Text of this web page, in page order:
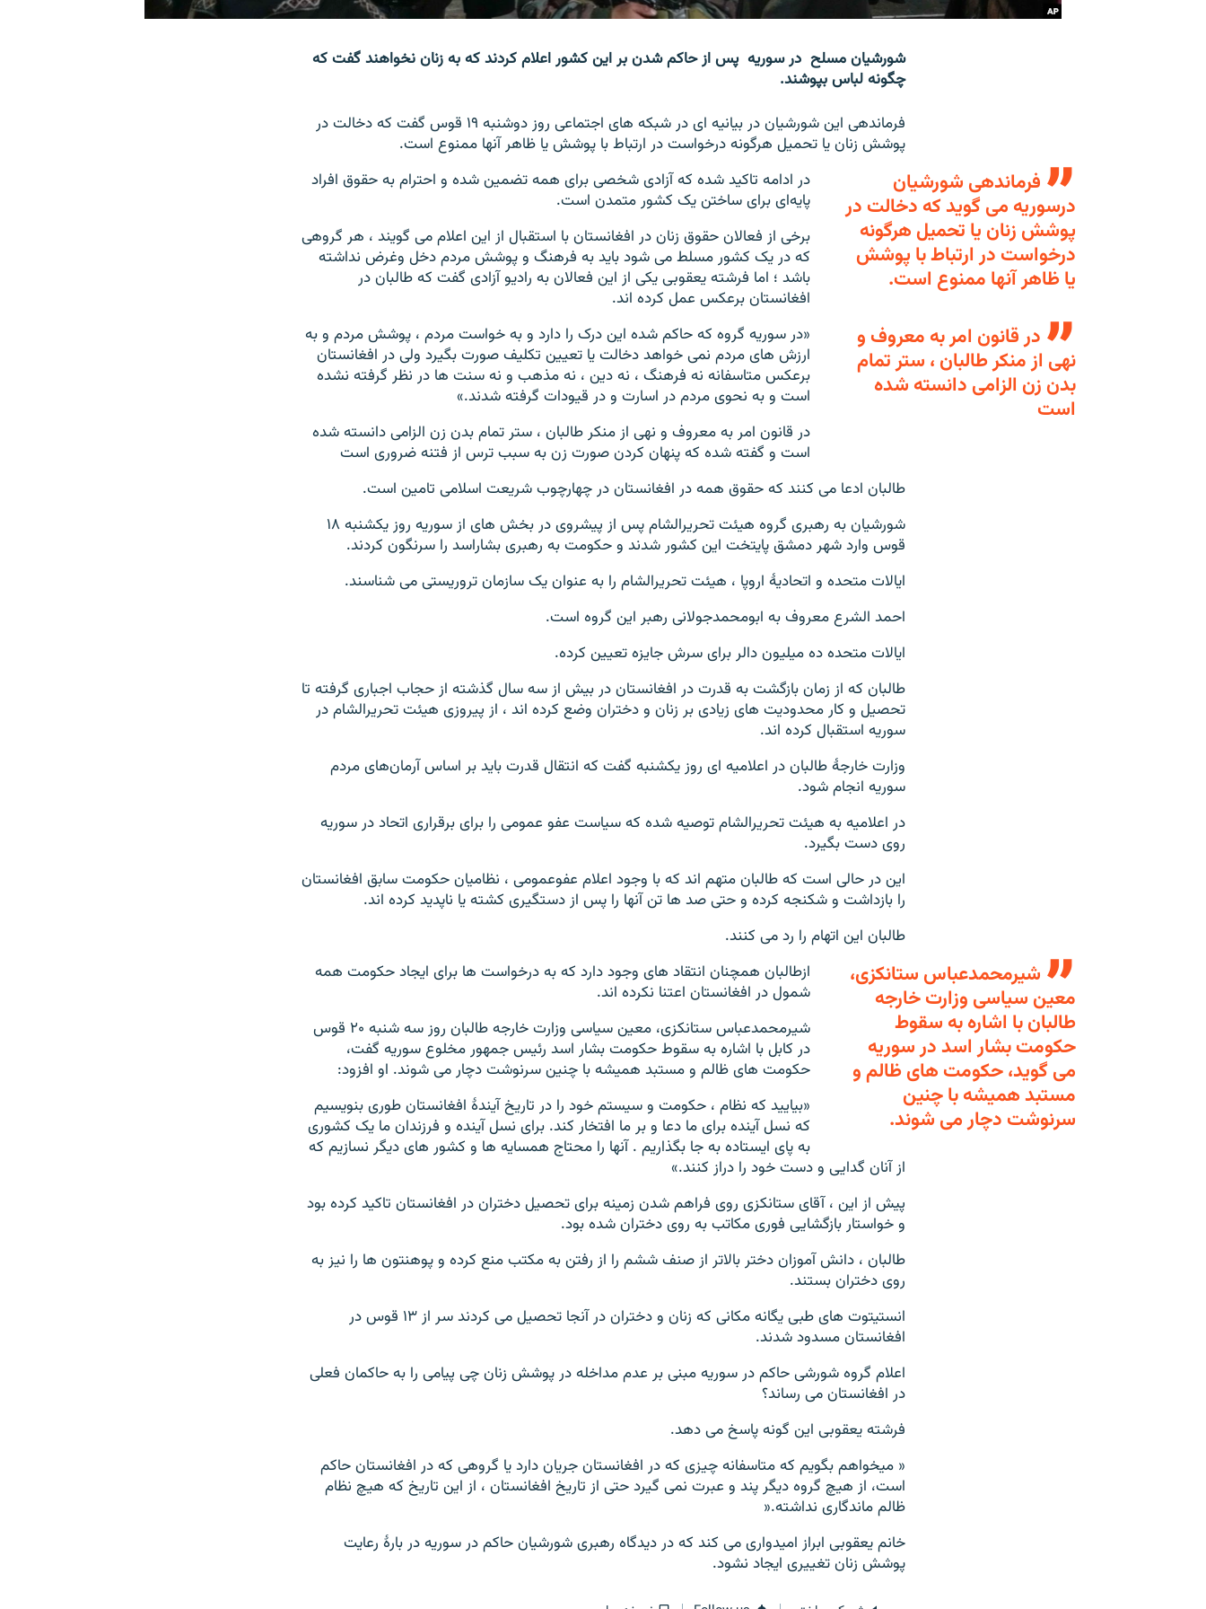
شورشیان مسلح در سوریه پس از حاکم شدن بر این کشور اعلام کردند که به زنان نخواهند گفت که
چگونه لباس بپوشند.
فرماندهی این شورشیان در بیانیه ای در شبکه های اجتماعی روز دوشنبه ۱۹ قوس گفت که دخالت در
پوشش زنان یا تحمیل هرگونه درخواست در ارتباط با پوشش یا ظاهر آنها ممنوع است.
فرماندهی شورشیان
درسوریه می گوید که دخالت در
پوشش زنان یا تحمیل هرگونه
درخواست در ارتباط با پوشش
یا ظاهر آنها ممنوع است.
در ادامه تاکید شده که آزادی شخصی برای همه تضمین شده و احترام به حقوق افراد
پایه‌ای برای ساختن یک کشور متمدن است.
برخی از فعالان حقوق زنان در افغانستان با استقبال از این اعلام می گویند ، هر گروهی
که در یک کشور مسلط می شود باید به فرهنگ و پوشش مردم دخل وغرض نداشته
باشد ؛ اما فرشته یعقوبی یکی از این فعالان به رادیو آزادی گفت که طالبان در
افغانستان برعکس عمل کرده اند.
در قانون امر به معروف و
نهی از منکر طالبان ، ستر تمام
بدن زن الزامی دانسته شده
است
«در سوریه گروه که حاکم شده این درک را دارد و به خواست مردم ، پوشش مردم و به
ارزش های مردم نمی خواهد دخالت یا تعیین تکلیف صورت بگیرد ولی در افغانستان
برعکس متاسفانه نه فرهنگ ، نه دین ، نه مذهب و نه سنت ها در نظر گرفته نشده
است و به نحوی مردم در اسارت و در قیودات گرفته شدند.»
در قانون امر به معروف و نهی از منکر طالبان ، ستر تمام بدن زن الزامی دانسته شده
است و گفته شده که پنهان کردن صورت زن به سبب ترس از فتنه ضروری است
طالبان ادعا می کنند که حقوق همه در افغانستان در چهارچوب شریعت اسلامی تامین است.
شورشیان به رهبری گروه هیئت تحریرالشام پس از پیشروی در بخش های از سوریه روز یکشنبه ۱۸
قوس وارد شهر دمشق پایتخت این کشور شدند و حکومت به رهبری بشاراسد را سرنگون کردند.
ایالات متحده و اتحادیۀ اروپا ، هیئت تحریرالشام را به عنوان یک سازمان تروریستی می شناسند.
احمد الشرع معروف به ابومحمدجولانی رهبر این گروه است.
ایالات متحده ده میلیون دالر برای سرش جایزه تعیین کرده.
طالبان که از زمان بازگشت به قدرت در افغانستان در بیش از سه سال گذشته از حجاب اجباری گرفته تا
تحصیل و کار محدودیت های زیادی بر زنان و دختران وضع کرده اند ، از پیروزی هیئت تحریرالشام در
سوریه استقبال کرده اند.
وزارت خارجۀ طالبان در اعلامیه ای روز یکشنبه گفت که انتقال قدرت باید بر اساس آرمان‌های مردم
سوریه انجام شود.
در اعلامیه به هیئت تحریرالشام توصیه شده که سیاست عفو عمومی را برای برقراری اتحاد در سوریه
روی دست بگیرد.
این در حالی است که طالبان متهم اند که با وجود اعلام عفوعمومی ، نظامیان حکومت سابق افغانستان
را بازداشت و شکنجه کرده و حتی صد ها تن آنها را پس از دستگیری کشته یا ناپدید کرده اند.
طالبان این اتهام را رد می کنند.
شیرمحمدعباس ستانکزی،
معین سیاسی وزارت خارجه
طالبان با اشاره به سقوط
حکومت بشار اسد در سوریه
می گوید، حکومت های ظالم و
مستبد همیشه با چنین
سرنوشت دچار می شوند.
ازطالبان همچنان انتقاد های وجود دارد که به درخواست ها برای ایجاد حکومت همه
شمول در افغانستان اعتنا نکرده اند.
شیرمحمدعباس ستانکزی، معین سیاسی وزارت خارجه طالبان روز سه شنبه ۲۰ قوس
در کابل با اشاره به سقوط حکومت بشار اسد رئیس جمهور مخلوع سوریه گفت،
حکومت های ظالم و مستبد همیشه با چنین سرنوشت دچار می شوند. او افزود:
«بیایید که نظام ، حکومت و سیستم خود را در تاریخ آیندۀ افغانستان طوری بنویسیم
که نسل آینده برای ما دعا و بر ما افتخار کند. برای نسل آینده و فرزندان ما یک کشوری
به پای ایستاده به جا بگذاریم . آنها را محتاج همسایه ها و کشور های دیگر نسازیم که
از آنان گدایی و دست خود را دراز کنند.»
پیش از این ، آقای ستانکزی روی فراهم شدن زمینه برای تحصیل دختران در افغانستان تاکید کرده بود
و خواستار بازگشایی فوری مکاتب به روی دختران شده بود.
طالبان ، دانش آموزان دختر بالاتر از صنف ششم را از رفتن به مکتب منع کرده و پوهنتون ها را نیز به
روی دختران بستند.
انستیتوت های طبی یگانه مکانی که زنان و دختران در آنجا تحصیل می کردند سر از ۱۳ قوس در
افغانستان مسدود شدند.
اعلام گروه شورشی حاکم در سوریه مبنی بر عدم مداخله در پوشش زنان چی پیامی را به حاکمان فعلی
در افغانستان می رساند؟
فرشته یعقوبی این گونه پاسخ می دهد.
« میخواهم بگویم که متاسفانه چیزی که در افغانستان جریان دارد یا گروهی که در افغانستان حاکم
است، از هیچ گروه دیگر پند و عبرت نمی گیرد حتی از تاریخ افغانستان ، از این تاریخ که هیچ نظام
ظالم ماندگاری نداشته.«
خانم یعقوبی ابراز امیدواری می کند که در دیدگاه رهبری شورشیان حاکم در سوریه در بارۀ رعایت
پوشش زنان تغییری ایجاد نشود.